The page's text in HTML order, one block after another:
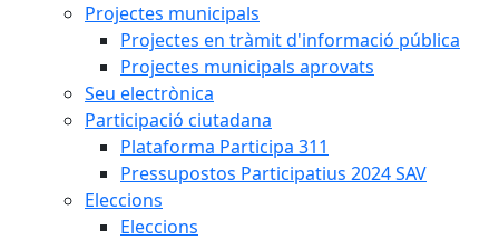
Projectes municipals
Projectes en tràmit d'informació pública
Projectes municipals aprovats
Seu electrònica
Participació ciutadana
Plataforma Participa 311
Pressupostos Participatius 2024 SAV
Eleccions
Eleccions